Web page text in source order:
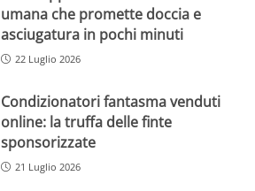
umana che promette doccia e
asciugatura in pochi minuti
22 Luglio 2026
Condizionatori fantasma venduti
online: la truffa delle finte
sponsorizzate
21 Luglio 2026